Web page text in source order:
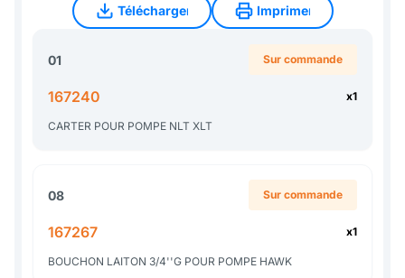
Télécharger
Télécharger
Imprimer
Imprimer
01 Sur commande
167240 x1
CARTER POUR POMPE NLT XLT
08 Sur commande
167267 x1
BOUCHON LAITON 3/4''G POUR POMPE HAWK